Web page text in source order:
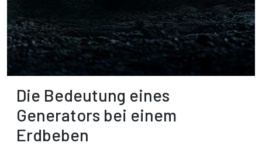
Die Bedeutung eines
Generators bei einem
Erdbeben